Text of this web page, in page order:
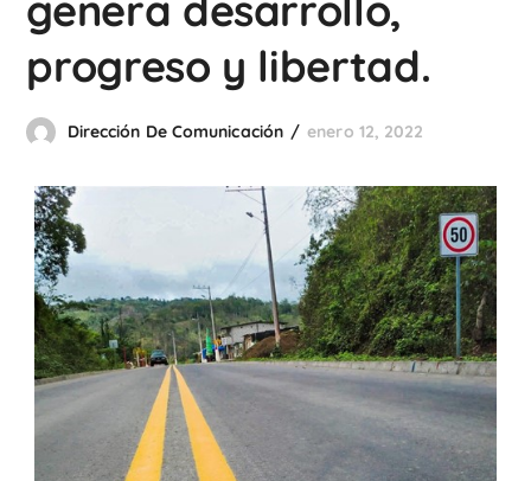
progreso y libertad.
Dirección De Comunicación enero 12, 2022